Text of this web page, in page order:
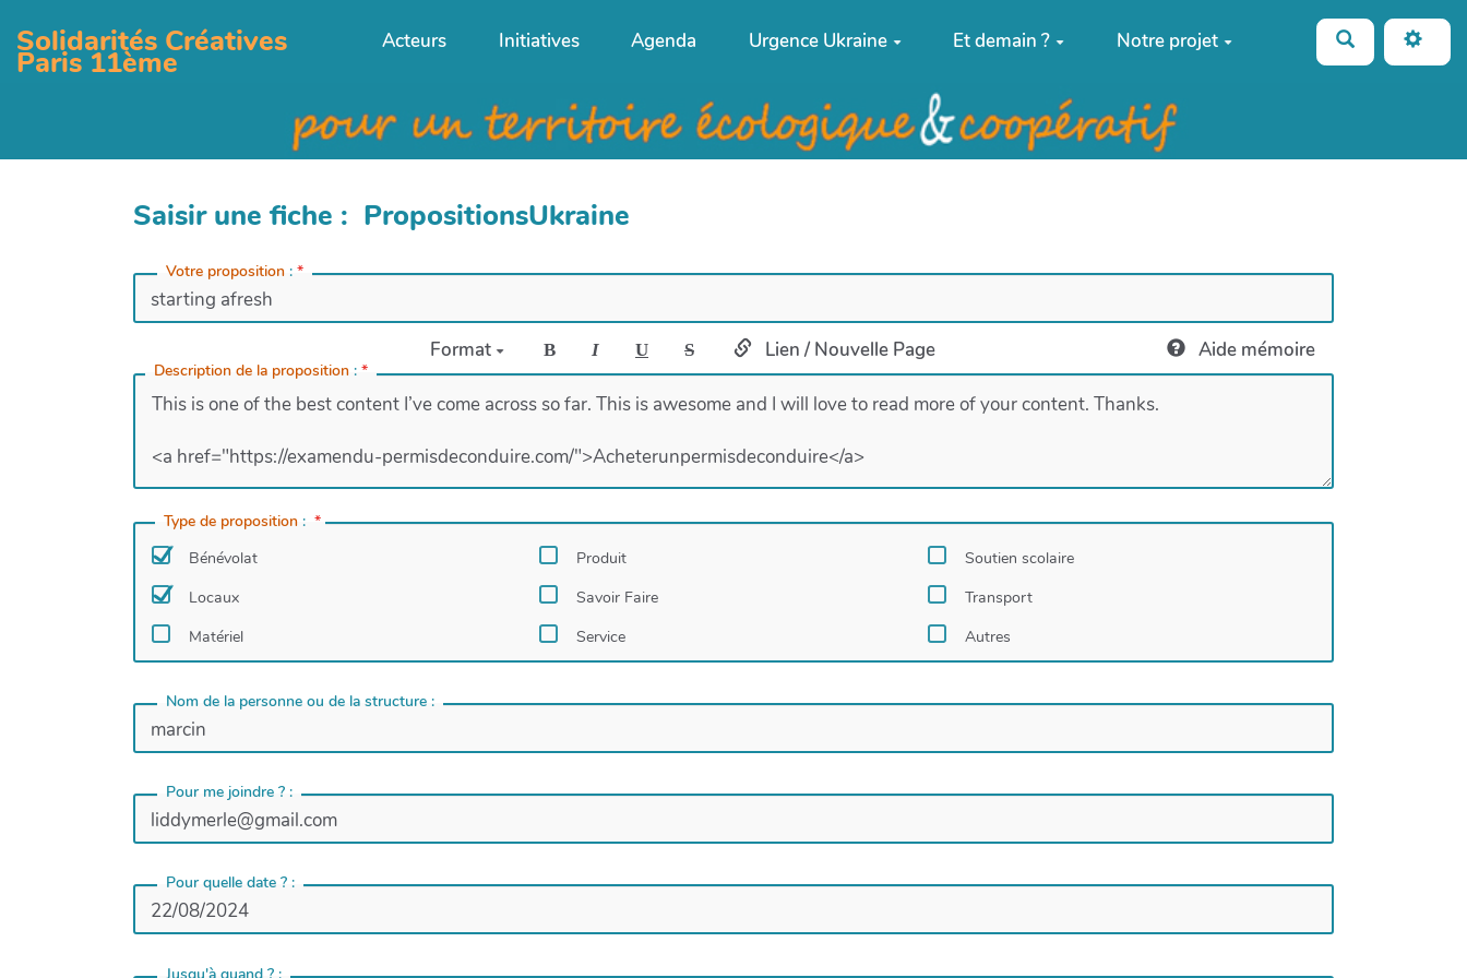
Solidarités Créatives
Paris 11ème
Acteurs Initiatives Agenda Urgence Ukraine Et demain ? Notre projet Rechercher
Saisir une fiche : PropositionsUkraine
*
Votre proposition:
*
Description de la proposition :
Format B I U S Lien / Nouvelle Page Aide mémoire
*
Type de proposition:
Bénévolat
Locaux
Matériel
Produit
Savoir Faire
Service
Soutien scolaire
Transport
Autres
Nom de la personne ou de la structure :
Pour me joindre ? :
Pour quelle date ? :